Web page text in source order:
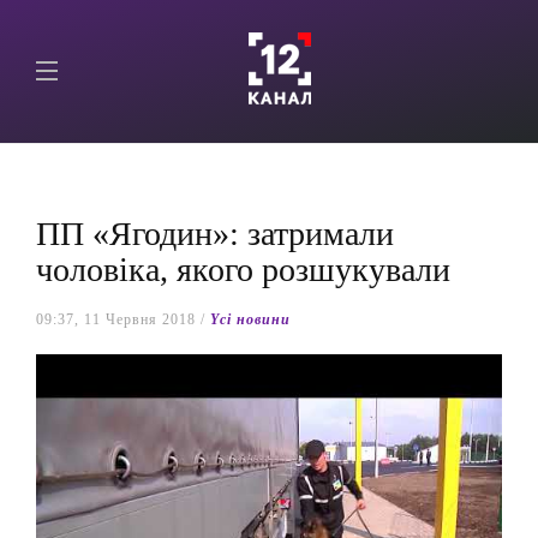
ПП «Ягодин»: затримали
чоловіка, якого розшукували
09:37, 11 Червня 2018 / Yсі новини